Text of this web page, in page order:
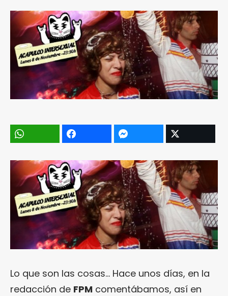
Lo que son las cosas… Hace unos días, en la
redacción de FPM comentábamos, así en